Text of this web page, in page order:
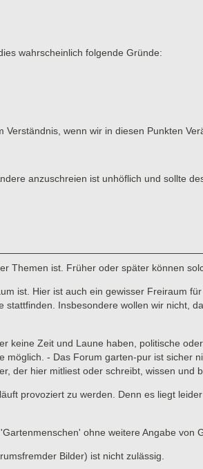
wahrscheinlich folgende Gründe:
wenn wir in diesen Punkten
anzuschreien ist unhöflich und sollte
Themen ist. Früher oder später können
ist. Hier ist auch ein gewisser Freiraum
Insbesondere wollen wir nicht,
Zeit und Laune haben, politische
- Das Forum garten-pur ist sicher
der hier mitliest oder schreibt, wissen und
provoziert zu werden. Denn es liegt
ohne weitere Angabe von
Bilder) ist nicht zulässig.